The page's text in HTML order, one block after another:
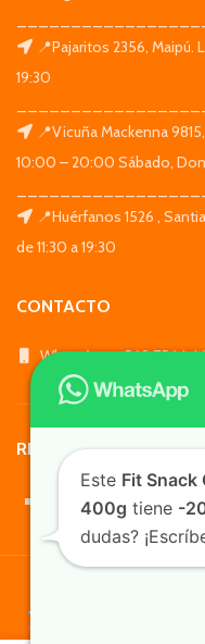
📍Pajaritos 2356, Maipú.
19:30
📍Vicuña Mackenna
10:00 – 20:00 Sábado,
📍Huérfanos 1526 ,
de 11:30 a 19:30
CONTACTO
WhatsApp: +569 7564
REDES SOCIALES
Este Fit Snack
400g tiene -
dudas?